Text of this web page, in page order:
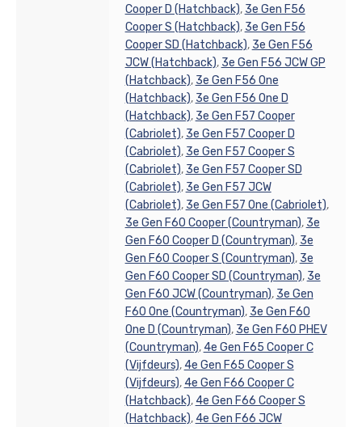
Cooper D (Hatchback), 3e Gen F56
Cooper S (Hatchback), 3e Gen F56
Cooper SD (Hatchback), 3e Gen F56
JCW (Hatchback), 3e Gen F56 JCW GP
(Hatchback), 3e Gen F56 One
(Hatchback), 3e Gen F56 One D
(Hatchback), 3e Gen F57 Cooper
(Cabriolet), 3e Gen F57 Cooper D
(Cabriolet), 3e Gen F57 Cooper S
(Cabriolet), 3e Gen F57 Cooper SD
(Cabriolet), 3e Gen F57 JCW
(Cabriolet), 3e Gen F57 One (Cabriolet),
3e Gen F60 Cooper (Countryman), 3e
Gen F60 Cooper D (Countryman), 3e
Gen F60 Cooper S (Countryman), 3e
Gen F60 Cooper SD (Countryman), 3e
Gen F60 JCW (Countryman), 3e Gen
F60 One (Countryman), 3e Gen F60
One D (Countryman), 3e Gen F60 PHEV
(Countryman), 4e Gen F65 Cooper C
(Vijfdeurs), 4e Gen F65 Cooper S
(Vijfdeurs), 4e Gen F66 Cooper C
(Hatchback), 4e Gen F66 Cooper S
(Hatchback), 4e Gen F66 JCW